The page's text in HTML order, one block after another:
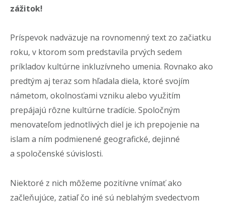
zážitok!
Príspevok nadväzuje na rovnomenný text zo začiatku
roku, v ktorom som predstavila prvých sedem
príkladov kultúrne inkluzívneho umenia. Rovnako ako
predtým aj teraz som hľadala diela, ktoré svojím
námetom, okolnosťami vzniku alebo využitím
prepájajú rôzne kultúrne tradície. Spoločným
menovateľom jednotlivých diel je ich prepojenie na
islam a ním podmienené geografické, dejinné
a spoločenské súvislosti.
Niektoré z nich môžeme pozitívne vnímať ako
začleňujúce, zatiaľ čo iné sú neblahým svedectvom